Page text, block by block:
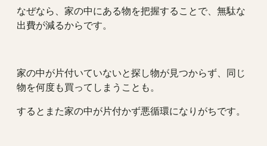
なぜなら、家の中にある物を把握することで、無駄な
出費が減るからです。
家の中が片付いていないと探し物が見つからず、同じ
物を何度も買ってしまうことも。
するとまた家の中が片付かず悪循環になりがちです。